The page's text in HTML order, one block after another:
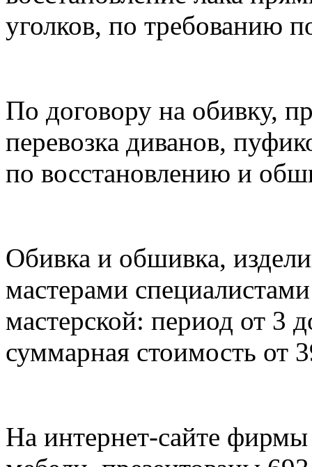
уголков, по требованию
По договору на обивку,
перевозка диванов,
по восстановлению и
Обивка и обшивка,
мастерами
мастерской: период от 3
суммарная стоимость от
На интернет-сайте